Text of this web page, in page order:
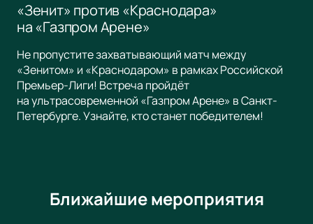
«Зенит» против «Краснодара»
на «Газпром Арене»
Не пропустите захватывающий матч между
«Зенитом» и «Краснодаром» в рамках Российской
Премьер-Лиги! Встреча пройдёт
на ультрасовременной «Газпром Арене» в Санкт-
Петербурге. Узнайте, кто станет победителем!
Ближайшие мероприятия